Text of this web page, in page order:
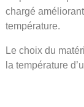
chargé
température.
Le choix du
la température